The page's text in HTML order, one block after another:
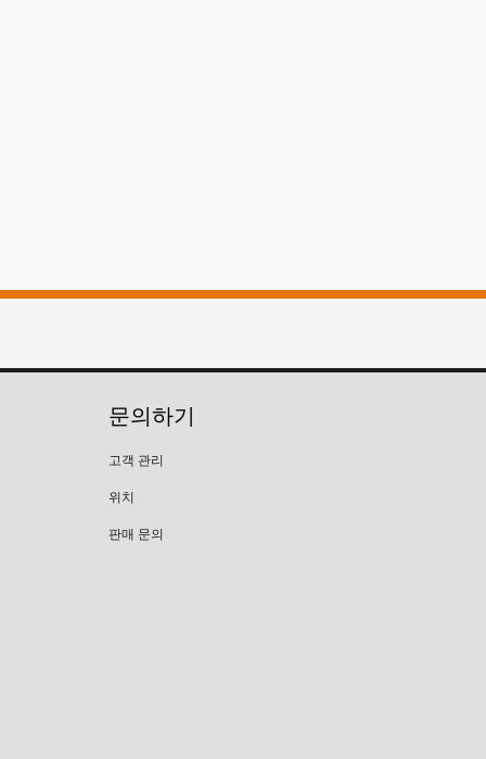
문의하기
고객 관리
위치
판매 문의